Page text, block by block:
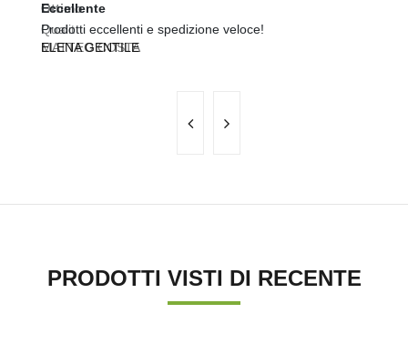
Eccellente
Prodotti eccellenti e spedizione veloce!
ELENA GENTILE
PRODOTTI VISTI DI RECENTE